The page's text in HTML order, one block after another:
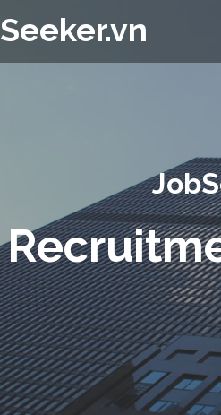
Seeker.vn